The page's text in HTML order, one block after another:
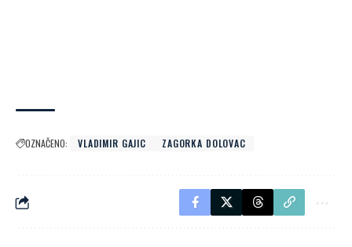
OZNAČENO: VLADIMIR GAJIC ZAGORKA DOLOVAC